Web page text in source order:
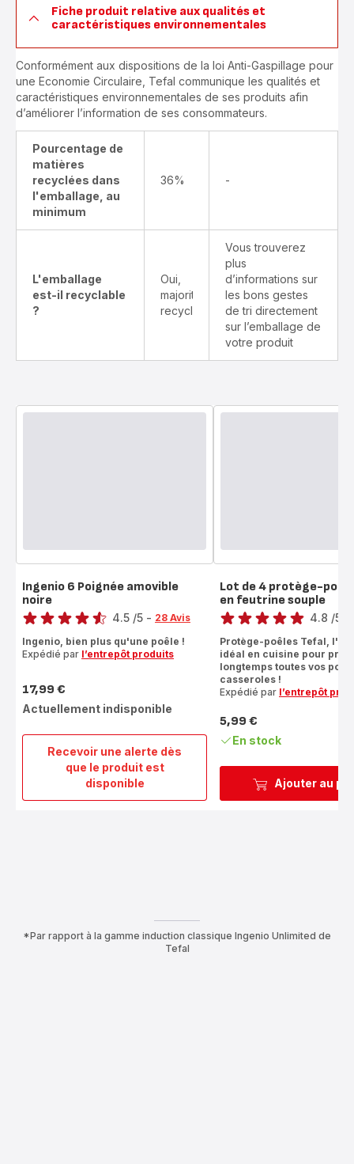
Fiche produit relative aux qualités et
caractéristiques environnementales
Conformément aux dispositions de la loi Anti-Gaspillage pour
une Economie Circulaire, Tefal communique les qualités et
caractéristiques environnementales de ses produits afin
d’améliorer l’information de ses consommateurs.
Pourcentage de
matières
recyclées dans
l'emballage, au
minimum
36% -
L'emballage
est-il recyclable
?
Oui,
majoritairement
recyclable
Vous trouverez
plus
d’informations sur
les bons gestes
de tri directement
sur l’emballage de
votre produit
Recevoir une alerte dès
que le produit est
disponible
Ingenio
6
Poignée
Ingenio 6 Poignée amovible
noire
Note
4.5 /5 - 28 Avis
Ingenio, bien plus qu'une poêle !
Expédié par l’entrepôt produits
Prix
17,99 €
Actuellement indisponible
Ajouter au
Lot de 4 protège-
en feutrine souple
Note
4.8 /5
Protège-poêles Tefal,
idéal en cuisine pour
longtemps toutes vos
casseroles !
Expédié par l’entrepôt
Prix
5,99 €
En stock
*Par rapport à la gamme induction classique Ingenio Unlimited de
Tefal